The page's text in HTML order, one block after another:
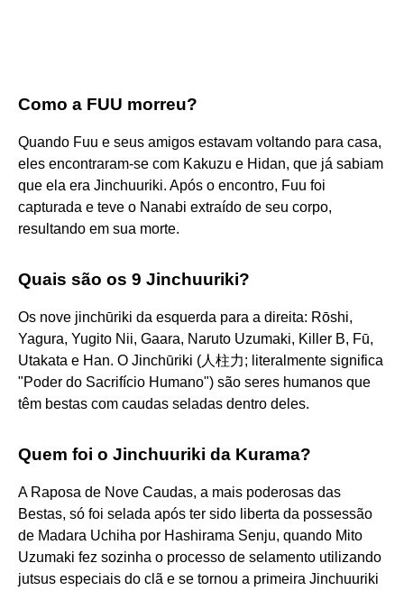
Como a FUU morreu?
Quando Fuu e seus amigos estavam voltando para casa,
eles encontraram-se com Kakuzu e Hidan, que já sabiam
que ela era Jinchuuriki. Após o encontro, Fuu foi
capturada e teve o Nanabi extraído de seu corpo,
resultando em sua morte.
Quais são os 9 Jinchuuriki?
Os nove jinchūriki da esquerda para a direita: Rōshi,
Yagura, Yugito Nii, Gaara, Naruto Uzumaki, Killer B, Fū,
Utakata e Han. O Jinchūriki (人柱力; literalmente significa
"Poder do Sacrifício Humano") são seres humanos que
têm bestas com caudas seladas dentro deles.
Quem foi o Jinchuuriki da Kurama?
A Raposa de Nove Caudas, a mais poderosas das
Bestas, só foi selada após ter sido liberta da possessão
de Madara Uchiha por Hashirama Senju, quando Mito
Uzumaki fez sozinha o processo de selamento utilizando
jutsus especiais do clã e se tornou a primeira Jinchuuriki